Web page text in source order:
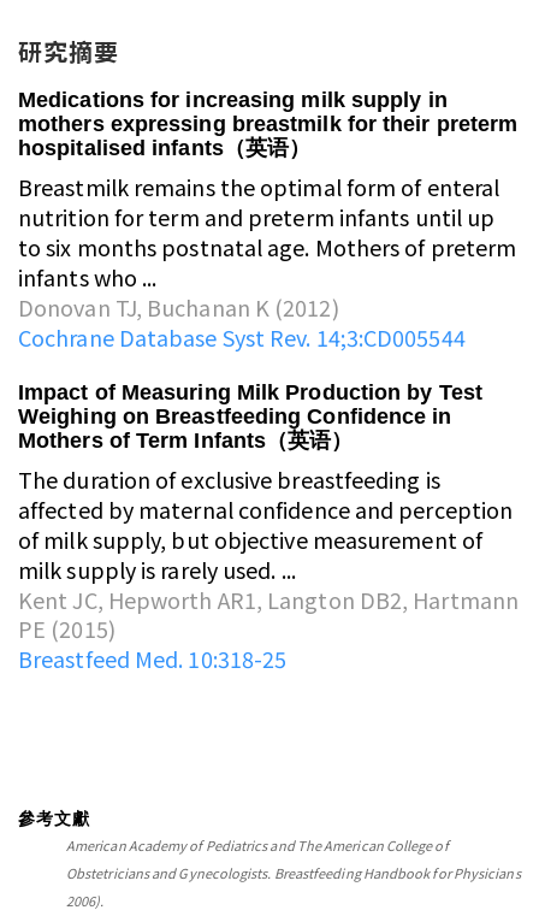
研究摘要
Medications for increasing milk supply in
mothers expressing breastmilk for their preterm
hospitalised infants（英语）
Breastmilk remains the optimal form of enteral
nutrition for term and preterm infants until up
to six months postnatal age. Mothers of preterm
infants who ...
Donovan TJ, Buchanan K (2012)
Cochrane Database Syst Rev. 14;3:CD005544
Impact of Measuring Milk Production by Test
Weighing on Breastfeeding Confidence in
Mothers of Term Infants（英语）
The duration of exclusive breastfeeding is
affected by maternal confidence and perception
of milk supply, but objective measurement of
milk supply is rarely used. ...
Kent JC, Hepworth AR1, Langton DB2, Hartmann
PE (2015)
Breastfeed Med. 10:318-25
參考文獻
American Academy of Pediatrics and The American College of
Obstetricians and Gynecologists. Breastfeeding Handbook for Physicians
2006).